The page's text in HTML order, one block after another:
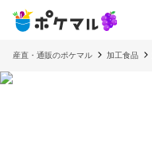
産直・通販のポケマル 加工食品